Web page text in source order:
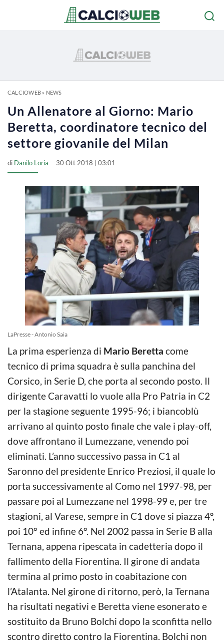
CALCIOWEB» NEWS
Un Allenatore al Giorno: Mario
Beretta, coordinatore tecnico del
settore giovanile del Milan
di Danilo Loria 30 Ott 2018 | 03:01
LaPresse - Antonio Saia
La prima esperienza di Mario Beretta come
tecnico di prima squadra è sulla panchina del
Corsico, in Serie D, che porta al secondo posto. Il
dirigente Caravatti lo vuole alla Pro Patria in C2
per la stagione seguente 1995-96; i biancoblù
arrivano al quinto posto finale che vale i play-off,
dove affrontano il Lumezzane, venendo poi
eliminati. L’anno successivo passa in C1 al
Saronno del presidente Enrico Preziosi, il quale lo
porta successivamente al Como nel 1997-98, per
passare poi al Lumezzane nel 1998-99 e, per tre
stagioni, al Varese, sempre in C1 dove si piazza 4º,
poi 10° ed infine 6°. Nel 2002 passa in Serie B alla
Ternana, appena ripescata in cadetteria dopo il
fallimento della Fiorentina. Il girone di andata
termina al primo posto in coabitazione con
l’Atalanta. Nel girone di ritorno, però, la Ternana
ha risultati negativi e Beretta viene esonerato e
sostituito da Bruno Bolchi dopo la sconfitta nello
scontro diretto contro la Fiorentina. Bolchi non